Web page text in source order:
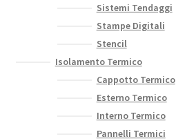
Sistemi Tendaggi
Stampe Digitali
Stencil
Isolamento Termico
Cappotto Termico
Esterno Termico
Interno Termico
Pannelli Termici